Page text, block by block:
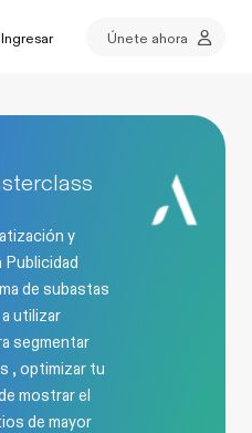
Ingresar Únete ahora
y
de subastas
utilizar
segmentar
, optimizar tu
mostrar el
de mayor